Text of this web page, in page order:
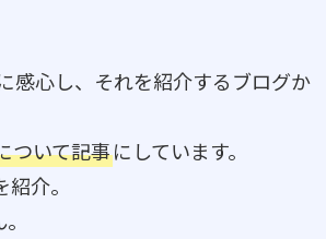
感心し、それを紹介するブログか
ついて記事にしています。
介。